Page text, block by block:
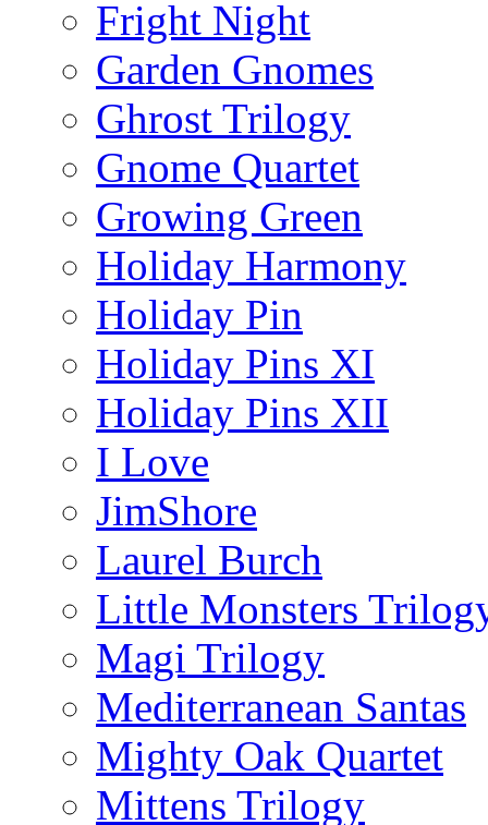
Fright Night
Garden Gnomes
Ghrost Trilogy
Gnome Quartet
Growing Green
Holiday Harmony
Holiday Pin
Holiday Pins XI
Holiday Pins XII
I Love
JimShore
Laurel Burch
Little Monsters
Magi Trilogy
Mediterranean Santas
Mighty Oak Quartet
Mittens Trilogy